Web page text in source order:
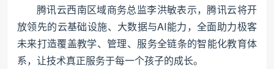
腾讯云西南区域商务总监李洪敏表示，腾讯云将开
放领先的云基础设施、大数据与AI能力，全面助力极客
未来打造覆盖教学、管理、服务全链条的智能化教育体
系，让技术真正服务于每一个孩子的成长。